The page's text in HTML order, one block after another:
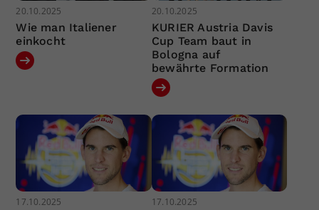
20.10.2025
Wie man Italiener
einkocht
20.10.2025
KURIER Austria Davis
Cup Team baut in
Bologna auf
bewährte Formation
17.10.2025 17.10.2025